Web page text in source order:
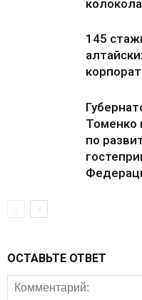
145
Томенко
по
ОСТАВЬТЕ ОТВЕТ